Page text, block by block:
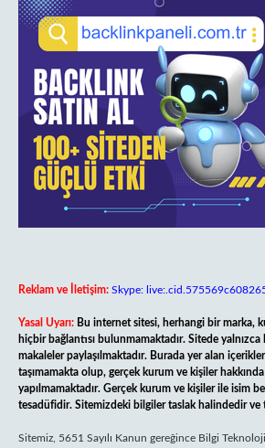
Reklam ve İletişim: Skype:
Yasal Uyarı: Bu internet sitesi, herhangi bir marka,
hiçbir bağlantısı bulunmamaktadır. Sitede yalnızca
makaleler paylaşılmaktadır. Burada yer alan
taşımamakta olup, gerçek kurum ve kişiler hakkında
yapılmamaktadır. Gerçek kurum ve kişiler ile isim
tesadüfidir. Sitemizdeki bilgiler taslak halindedir ve
Sitemiz, 5651 Sayılı Kanun gereğince Bilgi